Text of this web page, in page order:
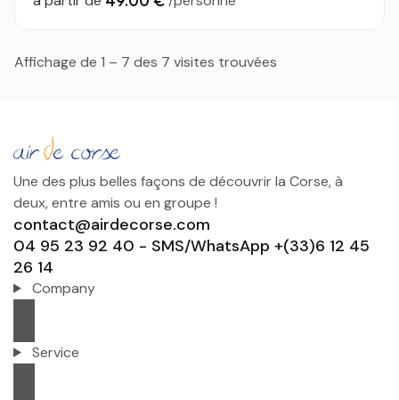
Affichage de 1 – 7 des 7 visites trouvées
Une des plus belles façons de découvrir la Corse, à
deux, entre amis ou en groupe !
contact@airdecorse.com
04 95 23 92 40 - SMS/WhatsApp +(33)6 12 45
26 14
Company
Service